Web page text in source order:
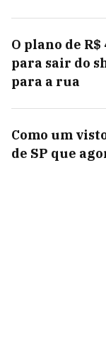
O plano de
para sair do
para a rua
Como um
de SP que